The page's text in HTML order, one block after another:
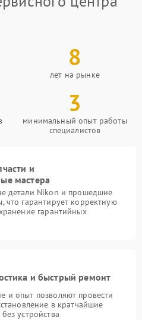
8
лет на рынке
3
минимальный опыт работы
специалистов
и
мастера
детали Nikon и прошедшие
что гарантирует корректную
гарантийных
и быстрый ремонт
и опыт позволяют провести
в кратчайшие
устройства